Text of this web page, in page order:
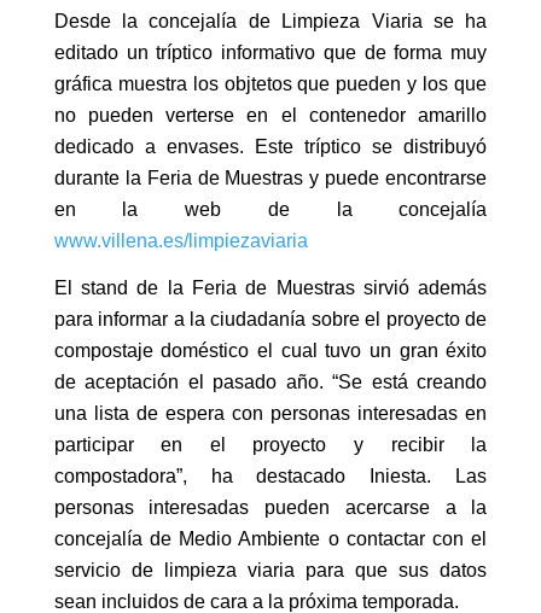
Desde la concejalía de Limpieza Viaria se ha
editado un tríptico informativo que de forma muy
gráfica muestra los objtetos que pueden y los que
no pueden verterse en el contenedor amarillo
dedicado a envases. Este tríptico se distribuyó
durante la Feria de Muestras y puede encontrarse
en la web de la concejalía
www.villena.es/limpiezaviaria
El stand de la Feria de Muestras sirvió además
para informar a la ciudadanía sobre el proyecto de
compostaje doméstico el cual tuvo un gran éxito
de aceptación el pasado año. “Se está creando
una lista de espera con personas interesadas en
participar en el proyecto y recibir la
compostadora”, ha destacado Iniesta. Las
personas interesadas pueden acercarse a la
concejalía de Medio Ambiente o contactar con el
servicio de limpieza viaria para que sus datos
sean incluidos de cara a la próxima temporada.